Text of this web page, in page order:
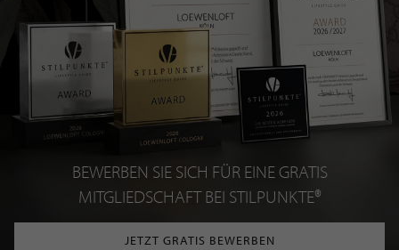
BEWERBEN SIE SICH FÜR EINE GRATIS
MITGLIEDSCHAFT BEI STILPUNKTE®
JETZT GRATIS BEWERBEN